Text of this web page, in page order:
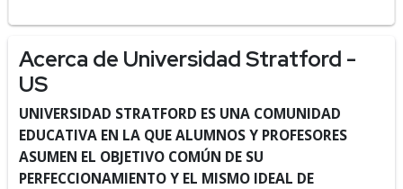
Acerca de Universidad Stratford -
US
UNIVERSIDAD STRATFORD ES UNA COMUNIDAD
EDUCATIVA EN LA QUE ALUMNOS Y PROFESORES
ASUMEN EL OBJETIVO COMÚN DE SU
PERFECCIONAMIENTO Y EL MISMO IDEAL DE